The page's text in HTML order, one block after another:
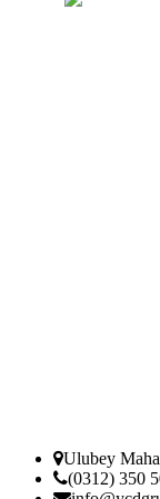
Ulubey
(0312) 350